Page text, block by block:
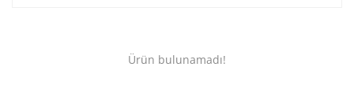
Ürün bulunamadı!